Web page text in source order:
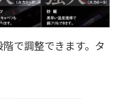
で調整できます。タ